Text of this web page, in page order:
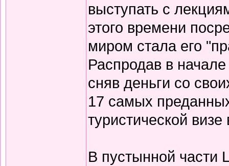
выступать с
этого времени
миром стала его
Распродав в
сняв деньги со
17 самых
туристической
В пустынной части